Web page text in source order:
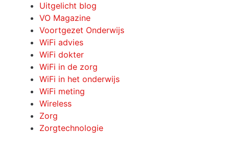
Uitgelicht blog
VO Magazine
Voortgezet Onderwijs
WiFi advies
WiFi dokter
WiFi in de zorg
WiFi in het onderwijs
WiFi meting
Wireless
Zorg
Zorgtechnologie